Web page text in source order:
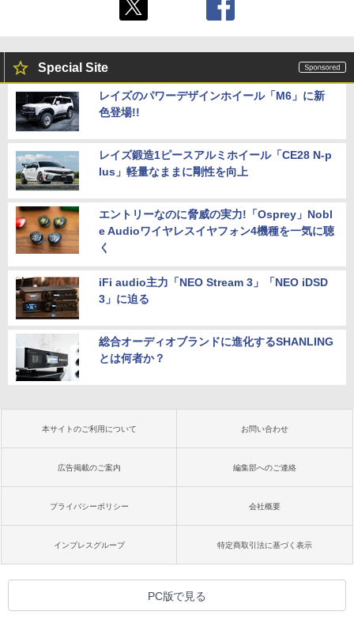
Special Site
レイズのパワーデザインホイール「M6」に新
色登場!!
レイズ鍛造1ピースアルミホイール「CE28 N-p
lus」軽量なままに剛性を向上
エントリーなのに脅威の実力!「Osprey」Nobl
e Audioワイヤレスイヤフォン4機種を一気に聴
く
iFi audio主力「NEO Stream 3」「NEO iDSD
3」に迫る
総合オーディオブランドに進化するSHANLING
とは何者か？
本サイトのご利用について お問い合わせ
広告掲載のご案内 編集部へのご連絡
プライバシーポリシー 会社概要
インプレスグループ 特定商取引法に基づく表示
PC版で見る